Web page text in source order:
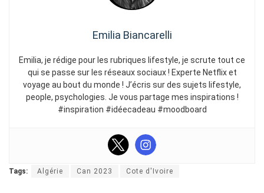
Emilia Biancarelli
Emilia, je rédige pour les rubriques lifestyle, je scrute tout ce
qui se passe sur les réseaux sociaux ! Experte Netflix et
voyage au bout du monde ! J’écris sur des sujets lifestyle,
people, psychologies. Je vous partage mes inspirations !
#inspiration #idéecadeau #moodboard
Tags: Algérie Can 2023 Cote d'Ivoire